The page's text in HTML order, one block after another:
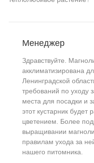
Менеджер
Здравствуйте.
акклиматизирована
Ленинградской
требований по уходу
места для посадки и
этот кустарник будет
цветением. Более
выращивании
правилам ухода за
нашего питомника.